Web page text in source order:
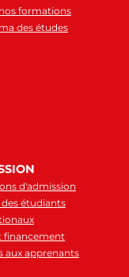
formations
des études
d'admission
étudiants
financement
aux apprenants